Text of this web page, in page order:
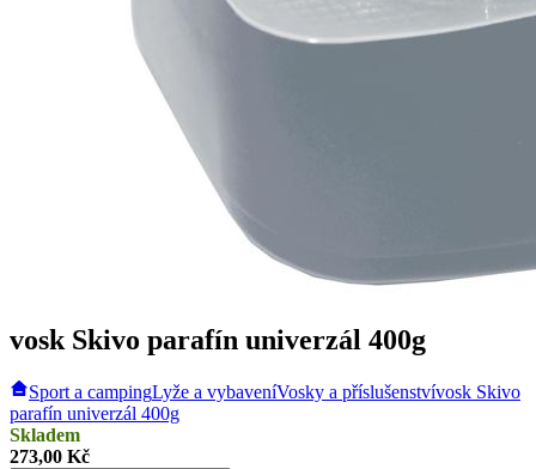
vosk Skivo parafín univerzál 400g
Sport a campingLyže a vybaveníVosky a příslušenstvívosk Skivo
parafín univerzál 400g
Skladem
273,00 Kč